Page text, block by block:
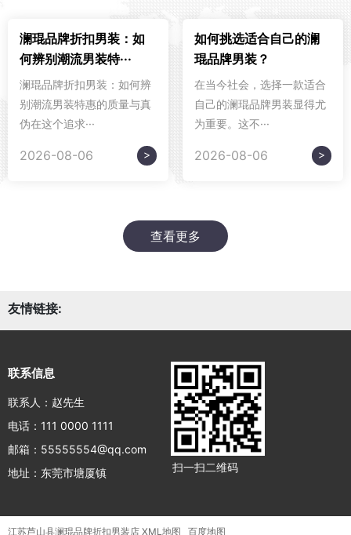
澜琨品牌折扣男装：如
何辨别潮流男装特···
澜琨品牌折扣男装：如何辨
别潮流男装特惠的质量与真
伪在这个追求···
2026-08-06 >
如何挑选适合自己的澜
琨品牌男装？
在当今社会，选择一款适合
自己的澜琨品牌男装显得尤
为重要。这不···
2026-08-06 >
查看更多
友情链接:
联系信息
联系人：赵先生
电话：111 0000 1111
邮箱：55555554@qq.com
地址：东莞市塘厦镇
扫一扫二维码
江苏芦山县澜琨品牌折扣男装店 XML地图 百度地图